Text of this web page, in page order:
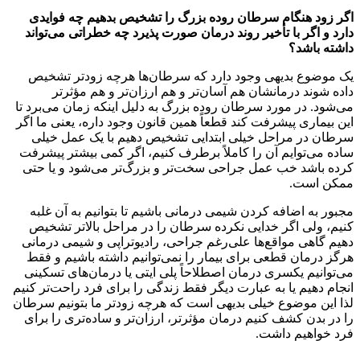
اگر زود هنگام سرطان روده بزرگ را تشخیص بدهیم چه فوایدی
دارد و اگر با تأخیر روند درمان صورت پذیرد چه خطراتی می‌تواند
داشته باشد؟
یک موضوع بدیهی وجود دارد که سرطان‌ها هرچه زودتر تشخیص
داده شوند درمانشان هم آسان‌تر و هم ارزان‌تر و هم مؤثرتر
می‌شود. در مورد سرطان روده بزرگ به دلیل اینکه زمان می‌برد تا
این بیماری پیشرفت کند قطعاً همین قانون وجود داره، یعنی ما اگر
سرطان در مراحل خیلی ابتدایی تشخیص دهیم با یک عمل خیلی
ساده می‌توایم آن را کاملاً برطرف کنیم، اگر کمی بیشتر پیشرفت
کرده باشد خب عمل جراحی سخت‌تر و بزرگ‌تر می‌شود و یا حتی
ممکن است.
مجبور به اضافه کردن شیمی درمانی باشیم تا بتوانیم به آن غلبه
کنیم، ولی اگر خدایی نکرده سرطان را در مراحل بالاتر تشخیص
دهیم گاهی مواقع‌ها علی‌رغم جراحی، رادیوتراپی و شیمی درمانی
هرگز درمان قطعی برای بیمار را نمی‌توانیم داشته باشیم و فقط
می‌توانیم یکسری درمان اصطلاحاً پلی ایتی یا درمان‌های تسکینی
انجام دهیم یا به عبارت دیگر فقط زندگی را برای فرد راحت‌تر کنیم
لذا این موضوع خیلی بدیهی است که هرچه زودتر ما بتونیم سرطان
را در بدن کشف کنیم درمان مؤثرتر، ارزان‌تر و ساده‌تری را برای
فرد خواهیم داشت.